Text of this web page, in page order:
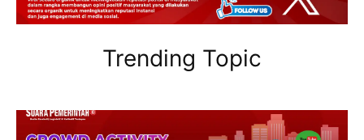
Trending Topic